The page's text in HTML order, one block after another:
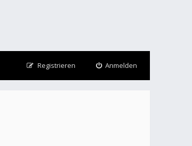
Anmelden
Registrieren